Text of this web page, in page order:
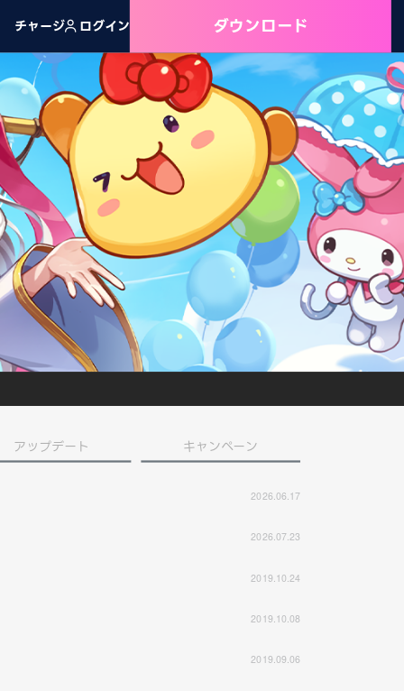
チャージ ログイン ダウンロード
アップデート キャンペーン
2026.06.17
2026.07.23
2019.10.24
2019.10.08
2019.09.06